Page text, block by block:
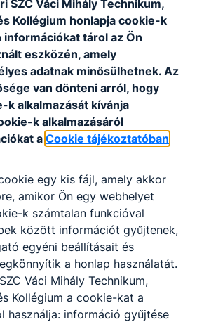
SZC Váci Mihály Technikum,
Kollégium honlapja cookie-k
tárol az Ön
eszközén, amely
adatnak minősülhetnek. Az
van dönteni arról, hogy
k alkalmazását kívánja
k alkalmazásáról
a Cookie tájékoztatóban
egy kis fájl, amely akkor
amikor Ön egy webhelyet
k számtalan funkcióval
között információt gyűjtenek,
egyéni beállításait és
a honlap használatát.
Váci Mihály Technikum,
Kollégium a cookie-kat a
használja: információ gyűjtése